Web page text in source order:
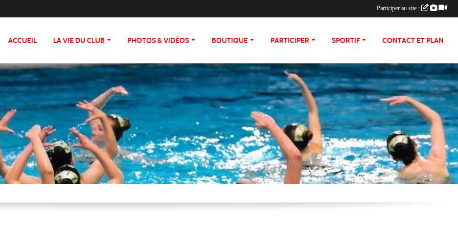
ACCUEIL LA VIE DU CLUB PHOTOS & VIDÉOS BOUTIQUE PARTICIPER SPORTIF CONTACT ET PLAN
Participer au site :